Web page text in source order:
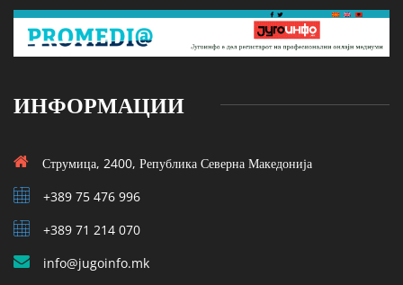
ИНФОРМАЦИИ
Струмица, 2400, Република Северна Македонија
+389 75 476 996
+389 71 214 070
info@jugoinfo.mk